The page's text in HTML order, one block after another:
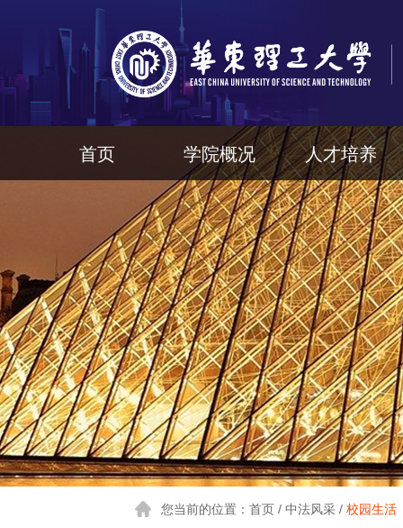
首页 学院概况 人才培养
您当前的位置：首页 / 中法风采 / 校园生活